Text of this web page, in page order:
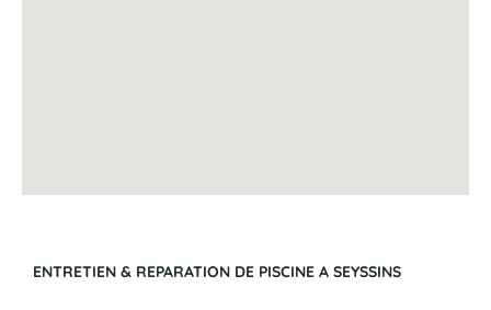
ENTRETIEN & REPARATION DE PISCINE A SEYSSINS